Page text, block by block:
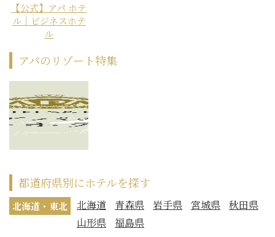
【公式】アパ ホテ
ル｜ビジネスホテ
ル
アパのリゾート特集
都道府県別にホテルを探す
北海道・東北 北海道 青森県 岩手県 宮城県
秋田県
山形県
福島県